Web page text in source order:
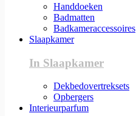
Handdoeken
Badmatten
Badkameraccessoires
Slaapkamer
In Slaapkamer
Dekbedovertreksets
Opbergers
Interieurparfum